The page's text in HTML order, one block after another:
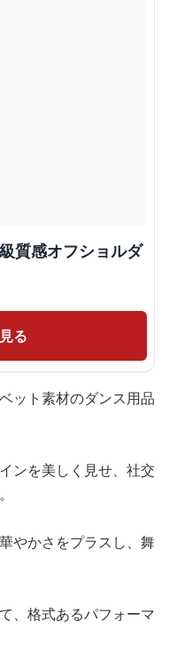
質感オフショルダ
る
ット素材のダンス用品
ンを美しく見せ、社交
やかさをプラスし、舞
、格式あるパフォーマ